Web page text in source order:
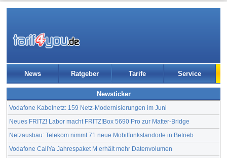
News Ratgeber Tarife Service
Newsticker
Vodafone Kabelnetz: 159 Netz-Modernisierungen im Juni
Neues FRITZ! Labor macht FRITZ!Box 5690 Pro zur Matter-Bridge
Netzausbau: Telekom nimmt 71 neue Mobilfunkstandorte in Betrieb
Vodafone CallYa Jahrespaket M erhält mehr Datenvolumen